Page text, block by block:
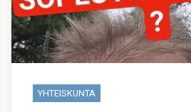
YHTEISKUNTA